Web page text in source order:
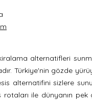
alternatifleri
Türkiye'nin gözde
alternatifini sizlere
rotaları ile dünyanın